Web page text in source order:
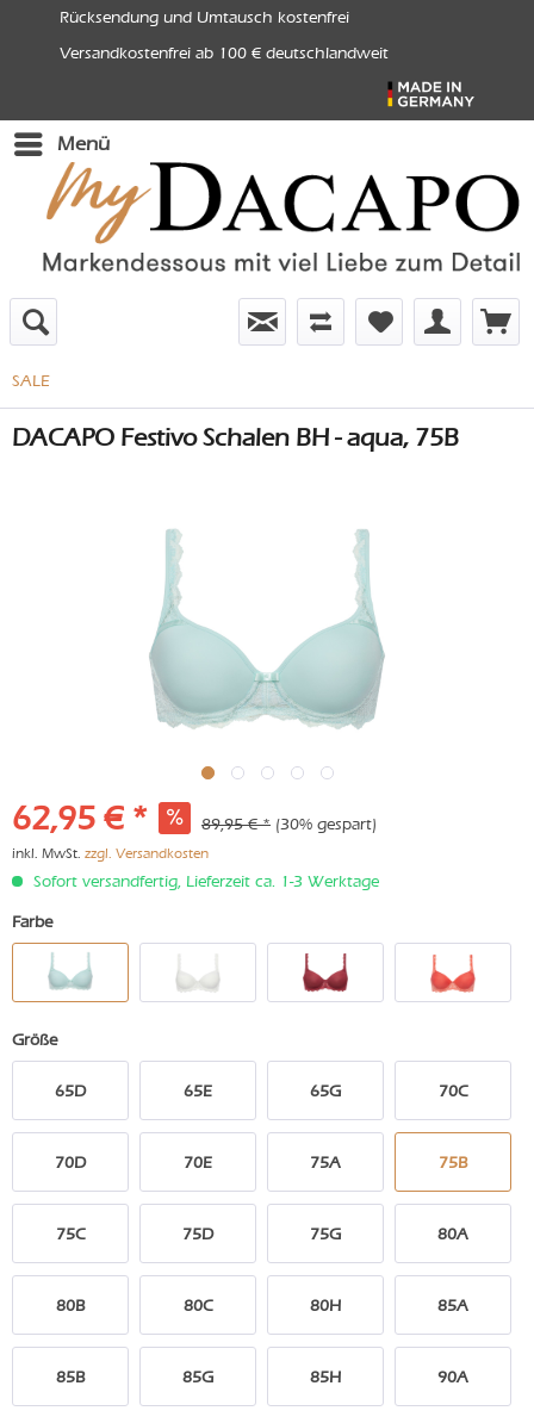
Rücksendung und Umtausch kostenfrei
Versandkostenfrei ab 100 € deutschlandweit
Menü
SALE
DACAPO Festivo Schalen BH - aqua, 75B
62,95 € * 89,95 € * (30% gespart)
inkl. MwSt. zzgl. Versandkosten
Sofort versandfertig, Lieferzeit ca. 1-3 Werktage
Farbe
Größe
65D 65E 65G 70C
70D 70E 75A 75B
75C 75D 75G 80A
80B 80C 80H 85A
85B 85G 85H 90A